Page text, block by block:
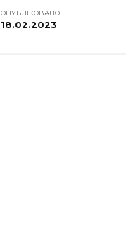
ОПУБЛІКОВАНО
18.02.2023